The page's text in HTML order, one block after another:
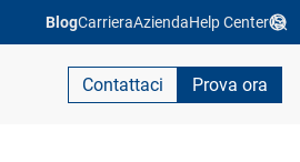
BlogCarrieraAziendaHelp Center
Contattaci Prova ora